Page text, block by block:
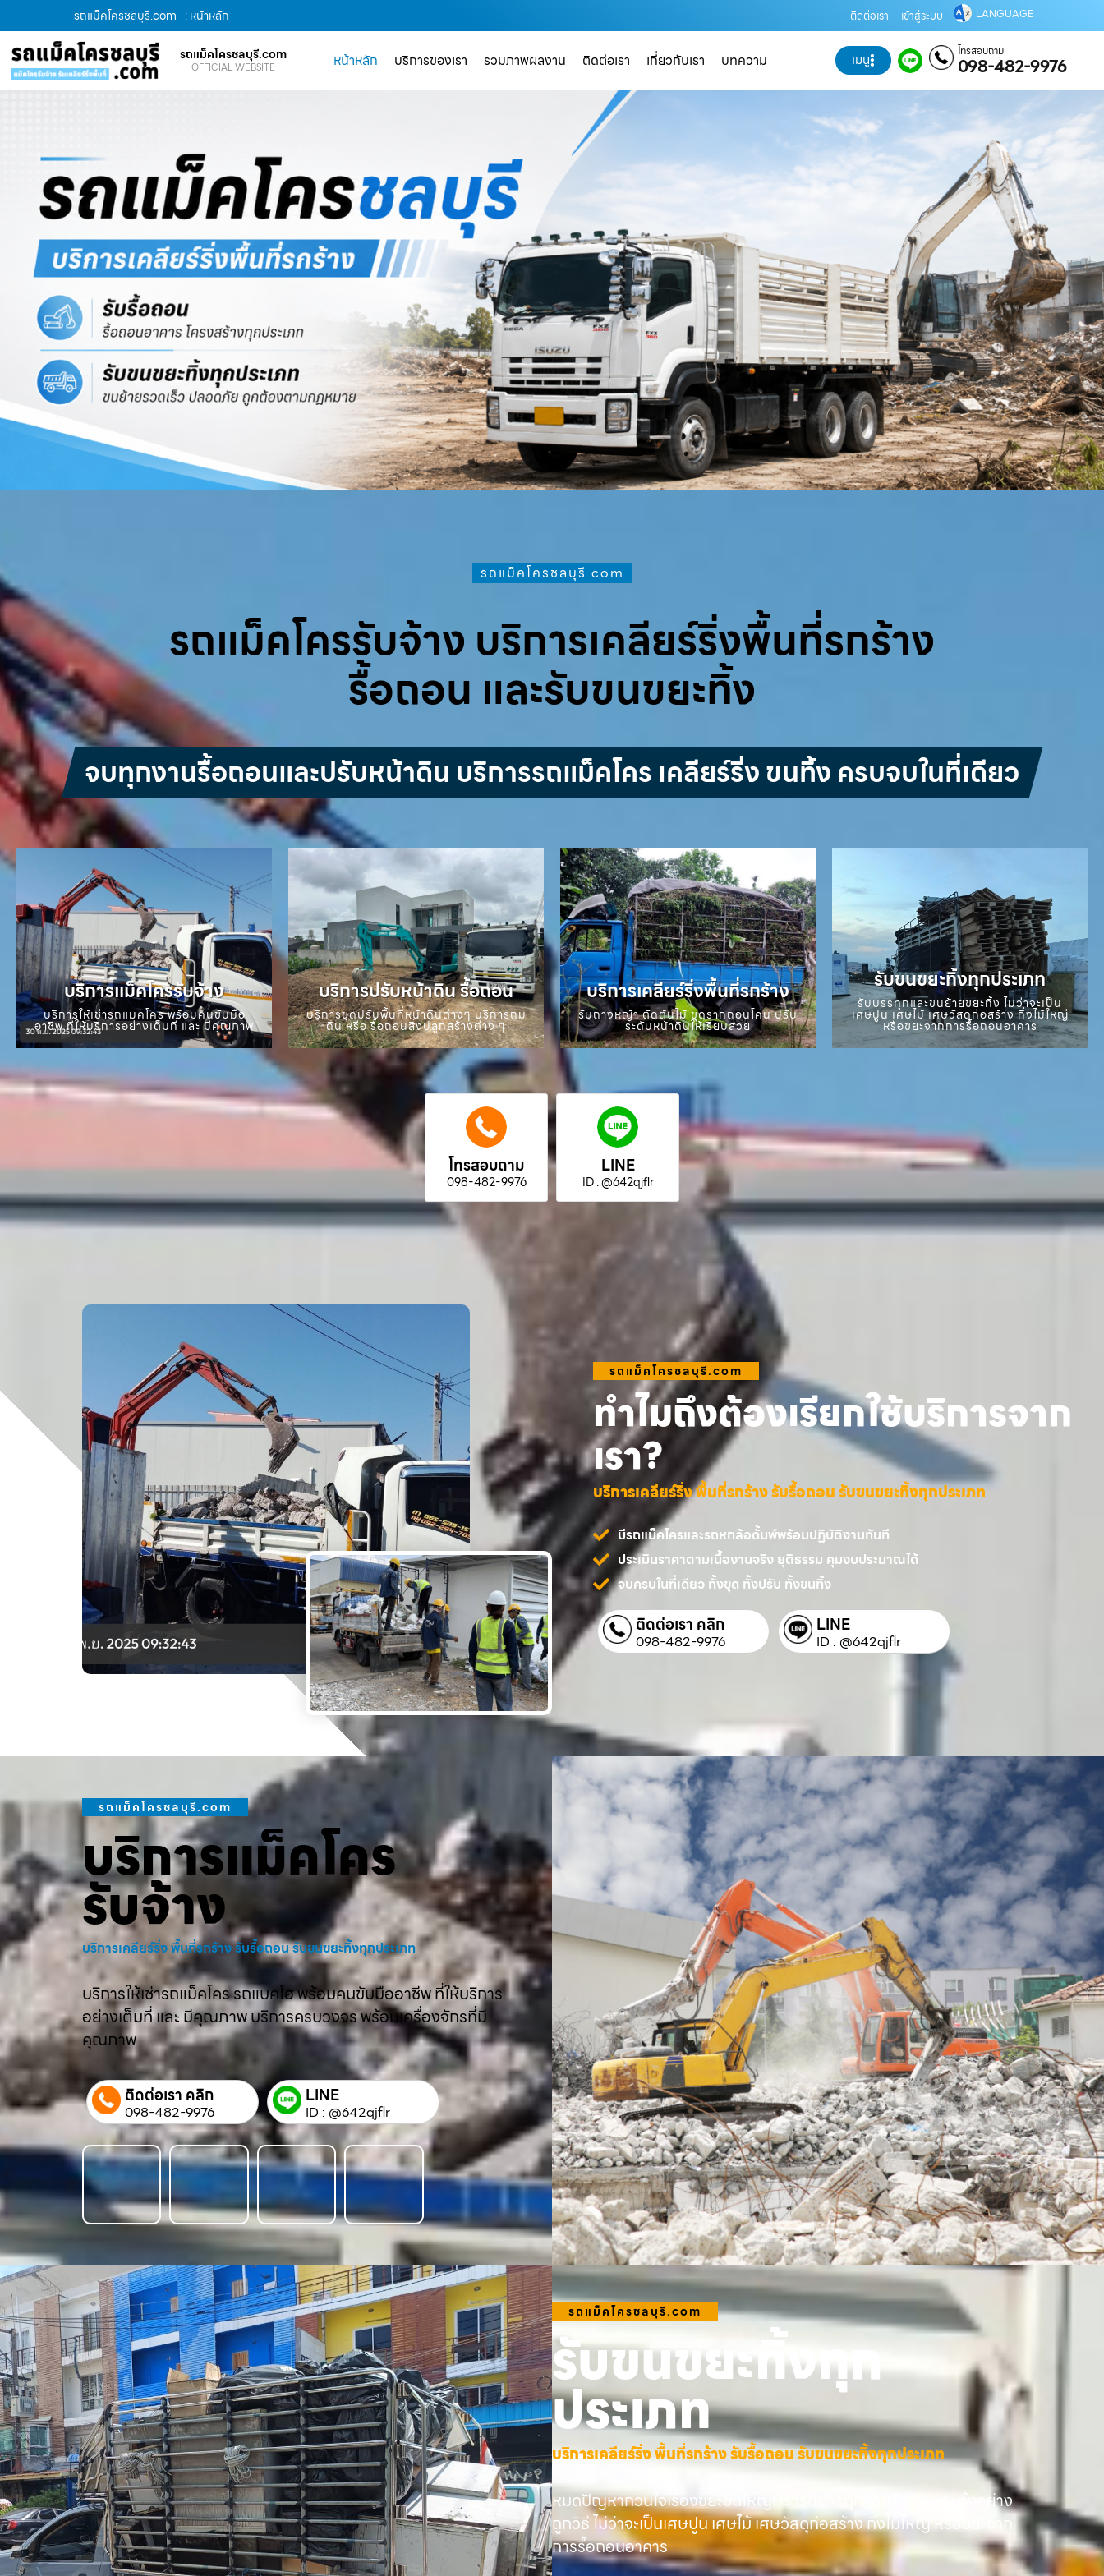
รถแม็คโครชลบุรี.com : หน้าหลัก ติดต่อเรา เข้าสู่ระบบ LANGUAGE
รถแม็คโครชลบุรี.com
OFFICIAL WEBSITE หน้าหลัก บริการของเรา รวมภาพผลงาน ติดต่อเรา เกี่ยวกับเรา บทความ เมนู โทรสอบถาม
098-482-9976
รถแม็คโครชลบุรี.com
รถแม็คโครรับจ้าง บริการเคลียร์ริ่งพื้นที่รกร้าง
รื้อถอน และรับขนขยะทิ้ง
จบทุกงานรื้อถอนและปรับหน้าดิน บริการรถแม็คโคร เคลียร์ริ่ง ขนทิ้ง ครบจบในที่เดียว
บริการแม็คโครรับจ้าง
บริการให้เช่ารถแมคโคร พร้อมคนขับมือ
อาชีพ ที่ให้บริการอย่างเต็มที่ และ มีคุณภาพ
บริการปรับหน้าดิน รื้อถอน
บริการขุดปรับพื้นที่หน้าดินต่างๆ บริการถม
ดิน หรือ รื้อถอนสิ่งปลูกสร้างต่าง ๆ
บริการเคลียร์ริ่งพื้นที่รกร้าง
รับถางหญ้า ตัดต้นไม้ ขุดรากถอนโคน ปรับ
ระดับหน้าดินให้เรียบสวย
รับขนขยะทิ้งทุกประเภท
รับบรรทุกและขนย้ายขยะทิ้ง ไม่ว่าจะเป็น
เศษปูน เศษไม้ เศษวัสดุก่อสร้าง กิ่งไม้ใหญ่
หรือขยะจากการรื้อถอนอาคาร
โทรสอบถาม
098-482-9976
LINE
ID : @642qjflr
รถแม็คโครชลบุรี.com
ทำไมถึงต้องเรียกใช้บริการจาก
เรา?
บริการเคลียร์ริ่ง พื้นที่รกร้าง รับรื้อถอน รับขนขยะทิ้งทุกประเภท
มีรถแม็คโครและรถหกล้อดั้มพ์พร้อมปฏิบัติงานทันที
ประเมินราคาตามเนื้องานจริง ยุติธรรม คุมงบประมาณได้
จบครบในที่เดียว ทั้งขุด ทั้งปรับ ทั้งขนทิ้ง
ติดต่อเรา คลิก
098-482-9976
LINE
ID : @642qjflr
รถแม็คโครชลบุรี.com
บริการแม็คโคร
รับจ้าง
บริการเคลียร์ริ่ง พื้นที่รกร้าง รับรื้อถอน รับขนขยะทิ้งทุกประเภท
บริการให้เช่ารถแม็คโคร รถแบคโฮ พร้อมคนขับมืออาชีพ ที่ให้บริการ
อย่างเต็มที่ และ มีคุณภาพ บริการครบวงจร พร้อมเครื่องจักรที่มี
คุณภาพ
ติดต่อเรา คลิก
098-482-9976
LINE
ID : @642qjflr
รถแม็คโครชลบุรี.com
รับขนขยะทิ้งทุก
ประเภท
บริการเคลียร์ริ่ง พื้นที่รกร้าง รับรื้อถอน รับขนขยะทิ้งทุกประเภท
หมดปัญหากวนใจเรื่องขยะชิ้นใหญ่! เรารับบรรทุกและขนย้ายขยะทิ้งอย่าง
ถูกวิธี ไม่ว่าจะเป็นเศษปูน เศษไม้ เศษวัสดุก่อสร้าง กิ่งไม้ใหญ่ หรือขยะจาก
การรื้อถอนอาคาร